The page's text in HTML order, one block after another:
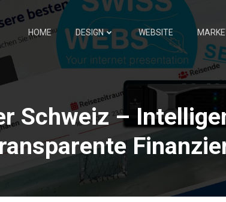
HOME DESIGN WEBSITE
Schweiz –